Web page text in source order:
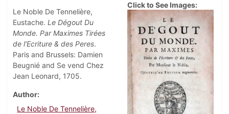
Le Noble De Tennelière,
Eustache. Le Dégout Du
Monde. Par Maximes Tirées
de l'Ecriture & des Peres.
Paris and Brussels: Damien
Beugnié and Se vend Chez
Jean Leonard, 1705.
Author
Le Noble De Tennelière,
Click to See Images: